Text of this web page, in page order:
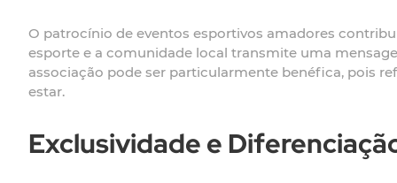
O patrocínio de eventos esportivos amadores
esporte e a comunidade local transmite uma
associação pode ser particularmente benéfica, pois
estar.
Exclusividade e